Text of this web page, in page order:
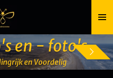
en - foto's
en Voordelig